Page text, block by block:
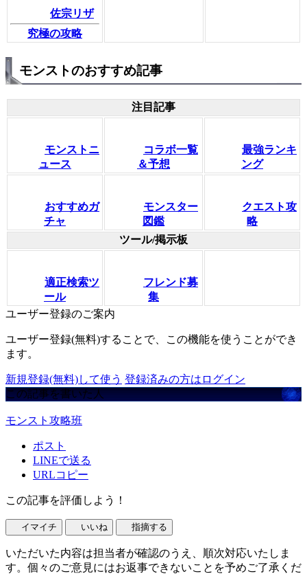
佐宗リザ
究極の攻略
モンストのおすすめ記事
注目記事
モンストニ
ュース
コラボ一覧
＆予想
最強ランキ
ング
おすすめガ
チャ
モンスター
図鑑
クエスト攻
略
ツール/掲示板
適正検索ツ
ール
フレンド募
集
ユーザー登録のご案内
ユーザー登録(無料)することで、この機能を使うことができ
ます。
新規登録(無料)して使う 登録済みの方はログイン
この記事を書いた人
モンスト攻略班
ポスト
LINEで送る
URLコピー
この記事を評価しよう！
イマイチ いいね 指摘する
いただいた内容は担当者が確認のうえ、順次対応いたしま
す。個々のご意見にはお返事できないことを予めご了承くだ